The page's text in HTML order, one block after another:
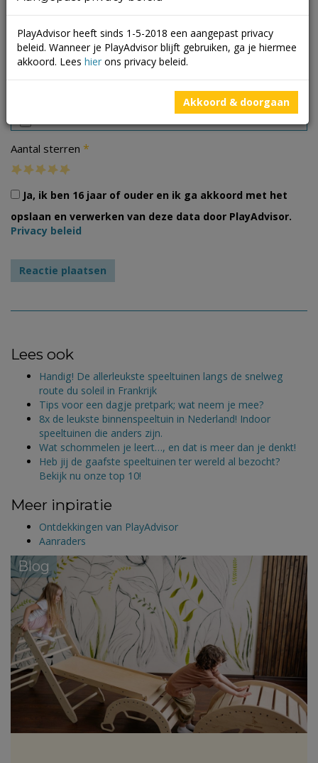
Aantal sterren *
Ja, ik ben 16 jaar of ouder en ik ga akkoord met het
opslaan en verwerken van deze data door PlayAdvisor.
Privacy beleid
Lees ook
Handig! De allerleukste speeltuinen langs de snelweg
route du soleil in Frankrijk
Tips voor een dagje pretpark; wat neem je mee?
8x de leukste binnenspeeltuin in Nederland! Indoor
speeltuinen die anders zijn.
Wat schommelen je leert…, en dat is meer dan je denkt!
Heb jij de gaafste speeltuinen ter wereld al bezocht?
Bekijk nu onze top 10!
Meer inpiratie
Ontdekkingen van PlayAdvisor
Aanraders
Blog
PlayAdvisor heeft sinds 1-5-2018 een aangepast privacy
beleid. Wanneer je PlayAdvisor blijft gebruiken, ga je hiermee
akkoord. Lees hier ons privacy beleid.
Akkoord & doorgaan